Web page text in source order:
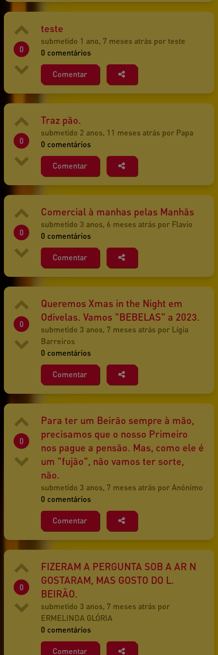
0
teste
submetido 1 ano, 7 meses atrás por teste
0 comentários
Comentar
0
Traz pão.
submetido 2 anos, 11 meses atrás por Papa
0 comentários
Comentar
0
Comercial à manhas pelas Manhãs
submetido 3 anos, 6 meses atrás por Flavio
0 comentários
Comentar
0
Queremos Xmas in the Night em
Odivelas. Vamos "BEBELAS" a 2023.
submetido 3 anos, 7 meses atrás por Lígia
Barreiros
0 comentários
Comentar
0
Para ter um Beirão sempre à mão,
precisamos que o nosso Primeiro
nos pague a pensão. Mas, como ele é
um "fujão", não vamos ter sorte,
não.
submetido 3 anos, 7 meses atrás por Anónimo
0 comentários
Comentar
0
FIZERAM A PERGUNTA SOB A AR N
GOSTARAM, MAS GOSTO DO L.
BEIRÃO.
submetido 3 anos, 7 meses atrás por
ERMELINDA GLÓRIA
0 comentários
Comentar